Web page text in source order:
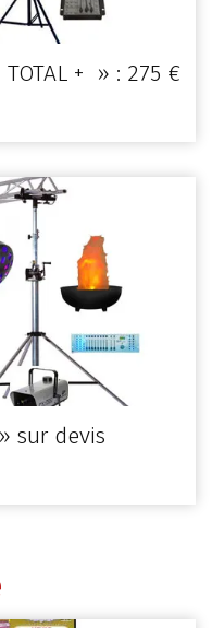
+ » : 275 €
sur devis